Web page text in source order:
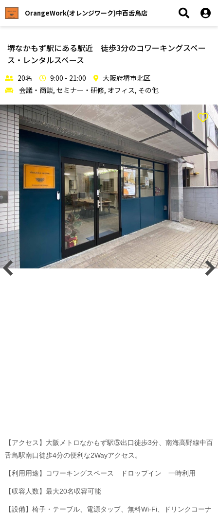
OrangeWork(オレンジワーク)中百舌鳥店
堺なかもず駅にある駅近 徒歩3分のコワーキングスペー
ス・レンタルスペース
20名 9:00 - 21:00
大阪府堺市北区
会議・商談, セミナー・研修, オフィス, その他
【アクセス】 大阪メトロなかもず駅⑤出口徒歩3分、南海高野線中百
舌鳥駅南口徒歩4分の便利な2Wayアクセス。
【利用用途】コワーキングスペース ドロップイン 一時利用
【収容人数】最大20名収容可能
【設備】椅子・テーブル、電源タップ、無料Wi-Fi、ドリンクコーナ